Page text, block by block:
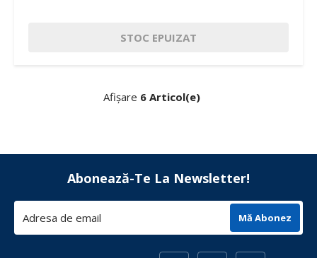
STOC EPUIZAT
Afișare 6 Articol(e)
Abonează-Te La Newsletter!
Mă Abonez